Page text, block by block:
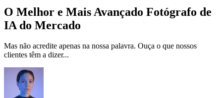
O Melhor e Mais Avançado Fotógrafo de
IA do Mercado
Mas não acredite apenas na nossa palavra. Ouça o que nossos
clientes têm a dizer...